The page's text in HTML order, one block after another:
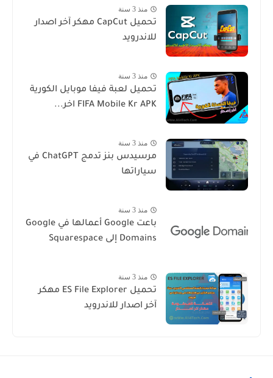
منذ 3 سنة
تحميل CapCut مهكر آخر اصدار
للاندرويد
منذ 3 سنة
تحميل لعبة فيفا موبايل الكورية
FIFA Mobile Kr APK اخر...
منذ 3 سنة
مرسيدس بنز تدمج ChatGPT في
سياراتها
منذ 3 سنة
باعت Google أعمالها في Google
Domains إلى Squarespace
منذ 3 سنة
تحميل ES File Explorer مهكر
آخر اصدار للاندرويد